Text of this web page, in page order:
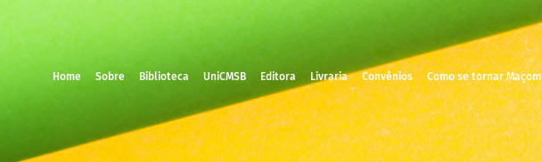
Home Sobre Biblioteca UniCMSB Editora Livraria Convênios Como se tornar Maçom